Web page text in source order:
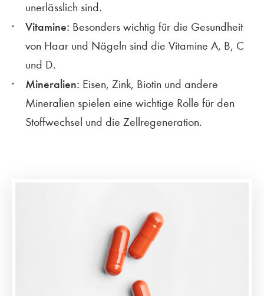
unerlässlich sind.
Vitamine: Besonders wichtig für die Gesundheit
von Haar und Nägeln sind die Vitamine A, B, C
und D.
Mineralien: Eisen, Zink, Biotin und andere
Mineralien spielen eine wichtige Rolle für den
Stoffwechsel und die Zellregeneration.